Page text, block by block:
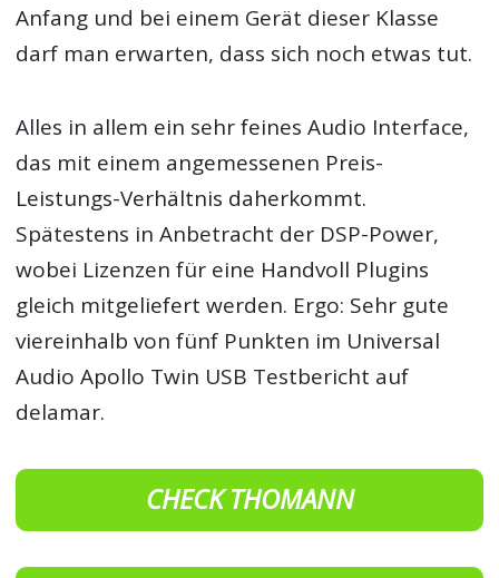
Anfang und bei einem Gerät dieser Klasse
darf man erwarten, dass sich noch etwas tut.
Alles in allem ein sehr feines Audio Interface,
das mit einem angemessenen Preis-
Leistungs-Verhältnis daherkommt.
Spätestens in Anbetracht der DSP-Power,
wobei Lizenzen für eine Handvoll Plugins
gleich mitgeliefert werden. Ergo: Sehr gute
viereinhalb von fünf Punkten im Universal
Audio Apollo Twin USB Testbericht auf
delamar.
CHECK THOMANN